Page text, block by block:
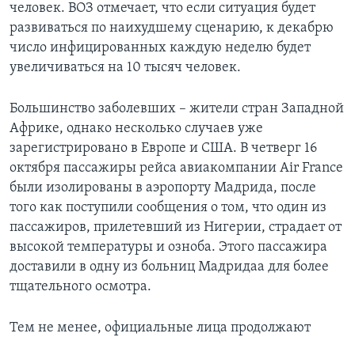
человек. ВОЗ отмечает, что если ситуация будет
развиваться по наихудшему сценарию, к декабрю
число инфицированных каждую неделю будет
увеличиваться на 10 тысяч человек.
Большинство заболевших – жители стран Западной
Африке, однако несколько случаев уже
зарегистрировано в Европе и США. В четверг 16
октября пассажиры рейса авиакомпании Air France
были изолированы в аэропорту Мадрида, после
того как поступили сообщения о том, что один из
пассажиров, прилетевший из Нигерии, страдает от
высокой температуры и озноба. Этого пассажира
доставили в одну из больниц Мадридаа для более
тщательного осмотра.
Тем не менее, официальные лица продолжают